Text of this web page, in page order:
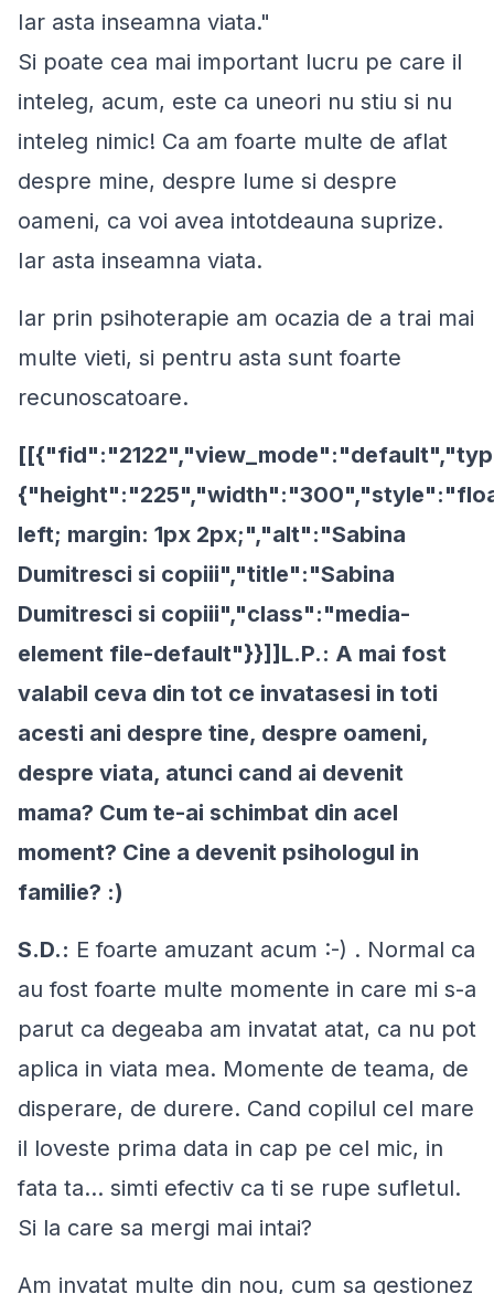
Iar asta inseamna viata."
Si poate cea mai important lucru pe care il
inteleg, acum, este ca uneori nu stiu si nu
inteleg nimic! Ca am foarte multe de aflat
despre mine, despre lume si despre
oameni, ca voi avea intotdeauna suprize.
Iar asta inseamna viata.
Iar prin psihoterapie am ocazia de a trai mai
multe vieti, si pentru asta sunt foarte
recunoscatoare.
left; margin: 1px 2px;","alt":"Sabina
Dumitresci si copiii","title":"Sabina
Dumitresci si copiii","class":"media-
element file-default"}}]]L.P.: A mai fost
valabil ceva din tot ce invatasesi in toti
acesti ani despre tine, despre oameni,
despre viata, atunci cand ai devenit
mama? Cum te-ai schimbat din acel
moment? Cine a devenit psihologul in
familie? :)
S.D.: E foarte amuzant acum :-) . Normal ca
au fost foarte multe momente in care mi s-a
parut ca degeaba am invatat atat, ca nu pot
aplica in viata mea. Momente de teama, de
disperare, de durere. Cand copilul cel mare
il loveste prima data in cap pe cel mic, in
fata ta... simti efectiv ca ti se rupe sufletul.
Si la care sa mergi mai intai?
Am invatat multe din nou, cum sa gestionez